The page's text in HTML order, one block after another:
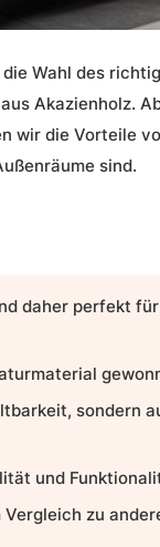
Wahl des
Akazienholz.
wir die Vorteile
sind.
daher perfekt
sondern
und
zu